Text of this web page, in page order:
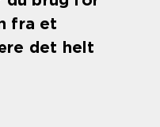
fra et
det helt